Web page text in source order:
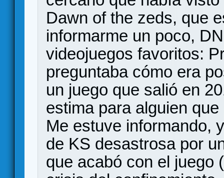
Dawn of the zeds, que
informarme un poco,
videojuegos favoritos:
preguntaba cómo era
un juego que salió en
estima para alguien
Me estuve informando,
de KS desastrosa por
que acabó con el juego